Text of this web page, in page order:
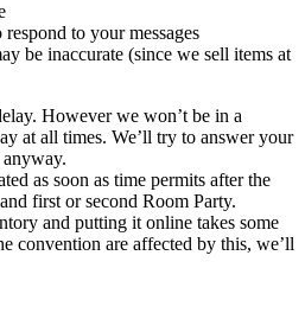
to your messages
be inaccurate (since we sell items at
However we won’t be in a
at all times. We’ll try to answer your
anyway.
as soon as time permits after the
first or second Room Party.
and putting it online takes some
convention are affected by this, we’ll